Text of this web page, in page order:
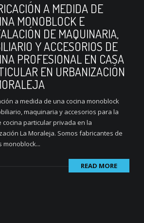
A MEDIDA DE
MONOBLOCK E
DE MAQUINARIA,
Y ACCESORIOS DE
PROFESIONAL EN CASA
EN URBANIZACIÓN
a medida de una cocina monoblock
maquinaria y accesorios para la
cocina particular privada en la
La Moraleja. Somos fabricantes de
monoblock...
READ MORE